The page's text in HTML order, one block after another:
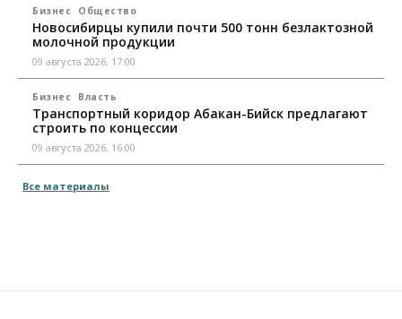
Бизнес Общество
Новосибирцы купили почти 500 тонн безлактозной
молочной продукции
09 августа 2026, 17:00
Бизнес Власть
Транспортный коридор Абакан-Бийск предлагают
строить по концессии
09 августа 2026, 16:00
Все материалы